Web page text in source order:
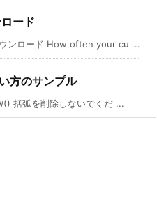
ード
ンロード How often your cu ...
方のサンプル
括弧を削除しないでくだ ...